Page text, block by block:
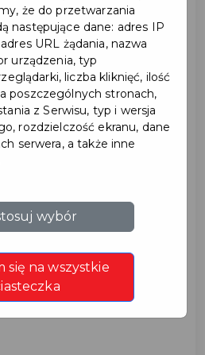
przypomina o
CZYSTE POWIETRZE...
że do przetwarzania
następujące dane: adres IP
URL żądania, nazwa
urządzenia, typ
liczba kliknięć, ilość
poszczególnych stronach,
z Serwisu, typ i wersja
rozdzielczość ekranu, dane
serwera, a także inne
wybór
się na wszystkie